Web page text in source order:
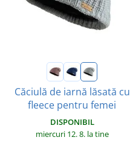
Căciulă de iarnă lăsată cu
fleece pentru femei
DISPONIBIL
miercuri 12. 8. la tine